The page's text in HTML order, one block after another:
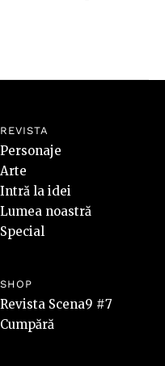
REVISTA
Personaje
Arte
Intră la idei
Lumea noastră
Special
SHOP
Revista Scena9 #7
Cumpără